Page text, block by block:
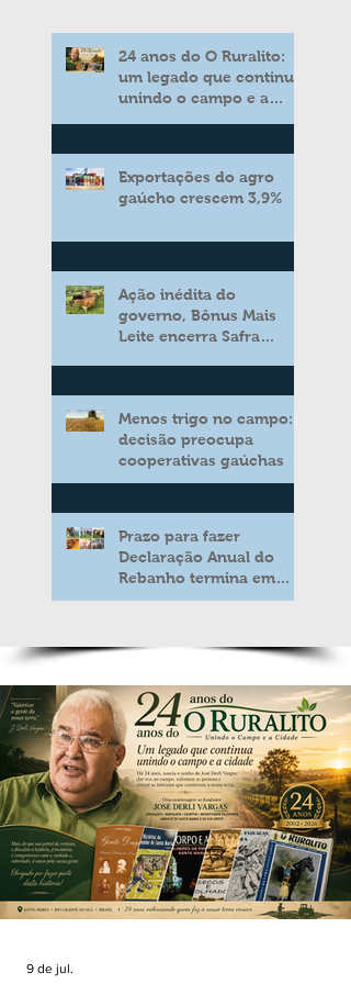
24 anos do O Ruralito:
um legado que continua
unindo o campo e a
Exportações do agro
gaúcho crescem 3,9%
Ação inédita do
governo, Bônus Mais
Leite encerra Safra
aos produtores de leite
Menos trigo no campo:
decisão preocupa
cooperativas gaúchas
Prazo para fazer
Declaração Anual do
Rebanho termina em
duas semanas
9 de jul.